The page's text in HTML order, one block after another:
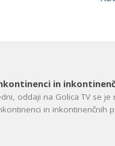
in
oddaji na Golica TV se je
in inkontinenčnih